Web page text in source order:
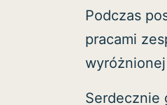
Podczas
pracami
Serdecznie